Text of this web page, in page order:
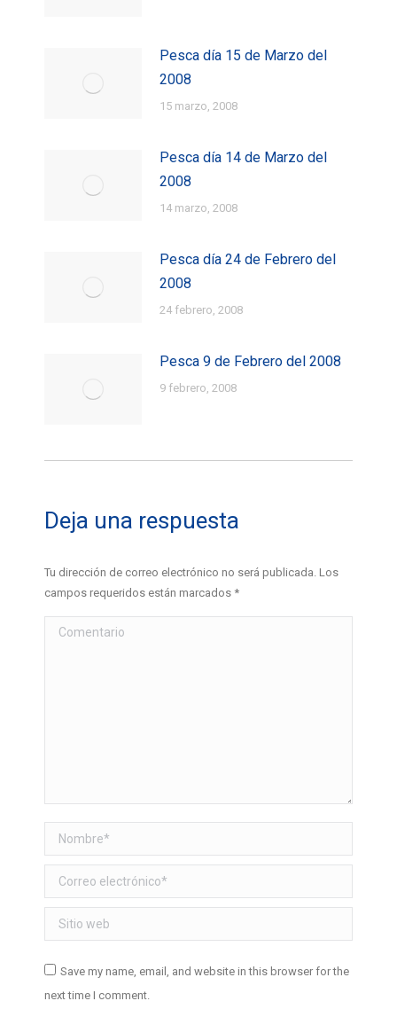
Pesca día 15 de Marzo del
2008
15 marzo, 2008
Pesca día 14 de Marzo del
2008
14 marzo, 2008
Pesca día 24 de Febrero del
2008
24 febrero, 2008
Pesca 9 de Febrero del 2008
9 febrero, 2008
Deja una respuesta
Tu dirección de correo electrónico no será publicada. Los
campos requeridos están marcados *
Comentario
Nombre *
Correo electrónico *
Sitio web
Save my name, email, and website in this browser for the
next time I comment.